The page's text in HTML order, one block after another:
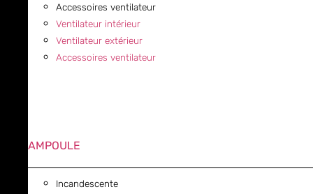
Accessoires ventilateur
Ventilateur intérieur
Ventilateur extérieur
Accessoires ventilateur
AMPOULE
Incandescente